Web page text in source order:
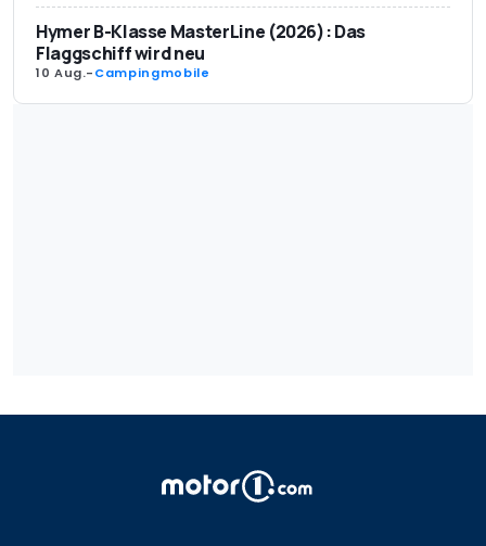
Hymer B-Klasse MasterLine (2026): Das
Flaggschiff wird neu
10 Aug.-Campingmobile